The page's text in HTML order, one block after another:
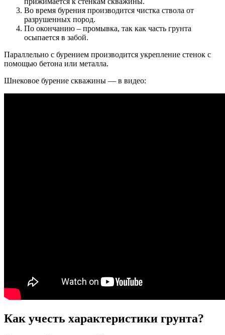
Во время бурения производится чистка ствола от
разрушенных пород.
По окончанию – промывка, так как часть грунта
осыпается в забой.
Параллельно с бурением производится укрепление стенок с
помощью бетона или металла.
Шнековое бурение скважины — в видео:
Как учесть характеристики грунта?